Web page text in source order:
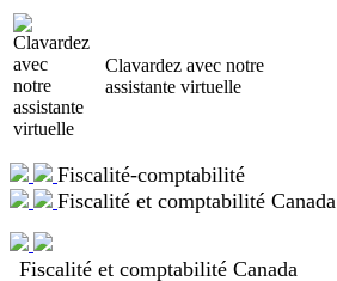
Clavardez avec notre
assistante virtuelle
Fiscalité-comptabilité
Fiscalité et comptabilité Canada
Fiscalité et comptabilité Canada